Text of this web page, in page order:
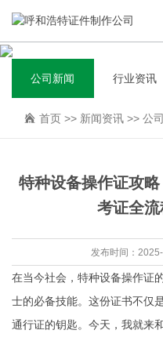
公司新闻 行业资讯
首页 >> 新闻资讯 >> 公
特种设备操作证攻
考证全
发布时间：
在当今社会，特种设备操作证
士的必备技能。这份证书不仅
通行证的钥匙。今天，我就来